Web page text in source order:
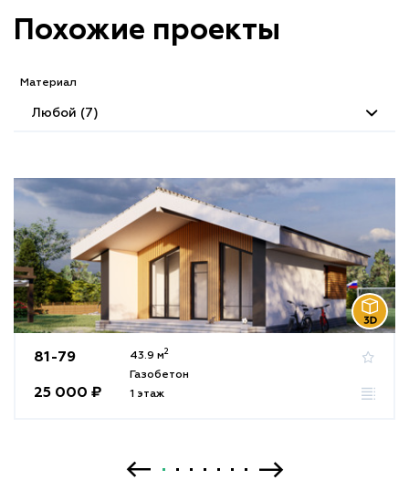
Похожие проекты
Материал
Любой (7)
81-79
25 000 ₽
43.9 м2
Газобетон
1 этаж